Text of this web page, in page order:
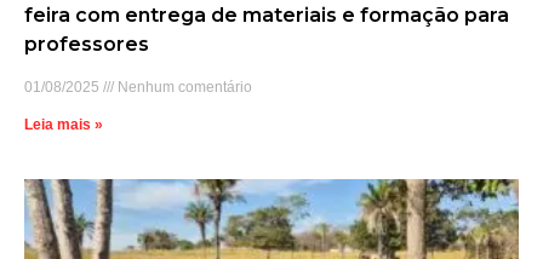
feira com entrega de materiais e formação para
professores
01/08/2025 Nenhum comentário
Leia mais »